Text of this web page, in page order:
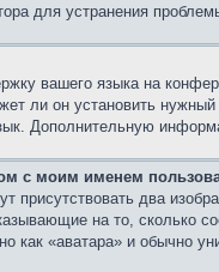
для устранения
вашего языка на
ли он установить
Дополнительную
с моим именем
присутствовать два
на то, сколько
как «аватара» и обычно